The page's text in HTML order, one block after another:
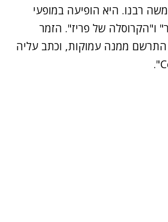
רבנו. היא הופיעה במופעי
ו"הקרוסלה של פריז". הזמר
התרשם ממנה עמוקות, וכתב עליה